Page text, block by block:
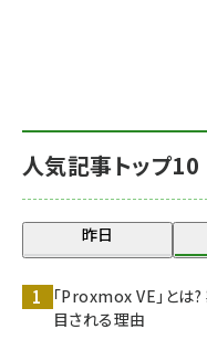
人気記事トップ10
昨日
「Proxmox VE」とは
目される理由